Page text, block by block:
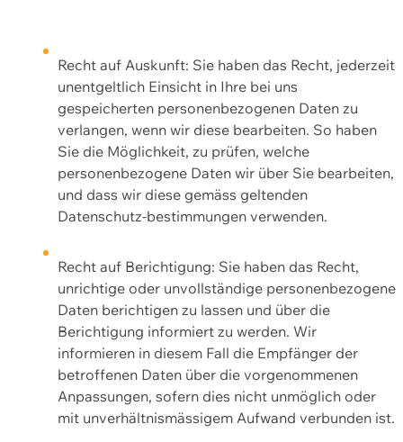
Recht auf Auskunft: Sie haben das Recht, jederzeit
unentgeltlich Einsicht in Ihre bei uns
gespeicherten personenbezogenen Daten zu
verlangen, wenn wir diese bearbeiten. So haben
Sie die Möglichkeit, zu prüfen, welche
personenbezogene Daten wir über Sie bearbeiten,
und dass wir diese gemäss geltenden
Datenschutz-bestimmungen verwenden.
Recht auf Berichtigung: Sie haben das Recht,
unrichtige oder unvollständige personenbezogene
Daten berichtigen zu lassen und über die
Berichtigung informiert zu werden. Wir
informieren in diesem Fall die Empfänger der
betroffenen Daten über die vorgenommenen
Anpassungen, sofern dies nicht unmöglich oder
mit unverhältnismässigem Aufwand verbunden ist.